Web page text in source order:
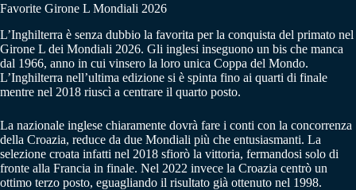
Favorite Girone L Mondiali 2026
L’Inghilterra è senza dubbio la favorita per la conquista del primato nel
Girone L dei Mondiali 2026. Gli inglesi inseguono un bis che manca
dal 1966, anno in cui vinsero la loro unica Coppa del Mondo.
L’Inghilterra nell’ultima edizione si è spinta fino ai quarti di finale
mentre nel 2018 riuscì a centrare il quarto posto.
La nazionale inglese chiaramente dovrà fare i conti con la concorrenza
della Croazia, reduce da due Mondiali più che entusiasmanti. La
selezione croata infatti nel 2018 sfiorò la vittoria, fermandosi solo di
fronte alla Francia in finale. Nel 2022 invece la Croazia centrò un
ottimo terzo posto, eguagliando il risultato già ottenuto nel 1998.